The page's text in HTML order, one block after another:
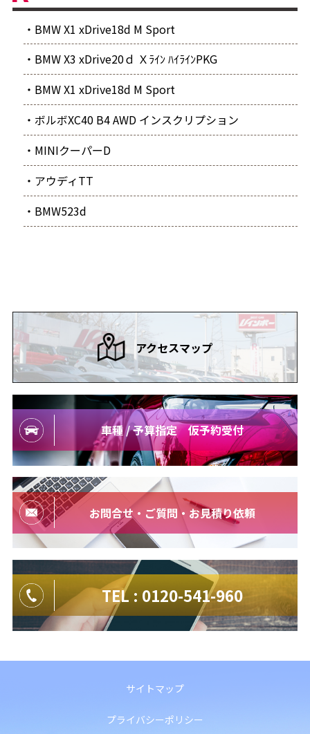
・BMW X1 xDrive18d M Sport
・BMW X3 xDrive20ｄ Ｘﾗｲﾝ ﾊｲﾗｲﾝPKG
・BMW X1 xDrive18d M Sport
・ボルボXC40 B4 AWD インスクリプション
・MINIクーパーD
・アウディTT
・BMW523d
アクセスマップ
車種 / 予算指定 仮予約受付
お問合せ・ご質問・お見積り依頼
TEL : 0120-541-960
サイトマップ
プライバシーポリシー